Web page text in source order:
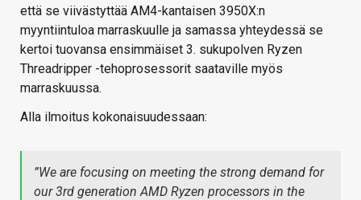
että se viivästyttää AM4-kantaisen 3950X:n
myyntiintuloa marraskuulle ja samassa yhteydessä se
kertoi tuovansa ensimmäiset 3. sukupolven Ryzen
Threadripper -tehoprosessorit saataville myös
marraskuussa.
Alla ilmoitus kokonaisuudessaan:
”We are focusing on meeting the strong demand for
our 3rd generation AMD Ryzen processors in the